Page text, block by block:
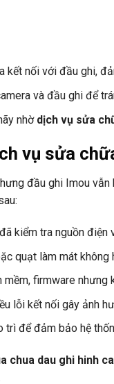
kết nối với đầu ghi,
và đầu ghi để
nhờ dịch vụ sửa
vụ sửa
đầu ghi Imou
kiểm tra nguồn điện
quạt làm mát không
firmware nhưng
lỗi kết nối gây ảnh
trì để đảm bảo hệ
chua dau ghi hinh